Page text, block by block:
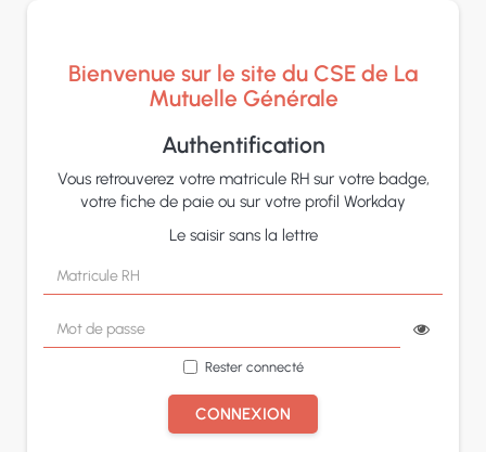
Bienvenue sur le site du CSE de La
Mutuelle Générale
Authentification
Vous retrouverez votre matricule RH sur votre badge,
votre fiche de paie ou sur votre profil Workday
Le saisir sans la lettre
Rester connecté
CONNEXION